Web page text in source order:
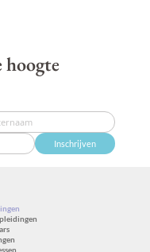
hoogte
Inschrijven